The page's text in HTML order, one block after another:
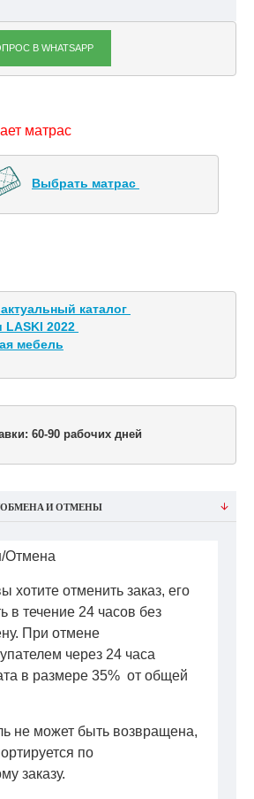
В WHATSAPP
матрас
Выбрать матрас
каталог
2022
мебель
60-90 рабочих дней
ОБМЕНА И ОТМЕНЫ
Отмена
хотите отменить заказ, его
в течение 24 часов без
При отмене
через 24 часа
в размере 35% от общей
не может быть возвращена,
по
заказу.